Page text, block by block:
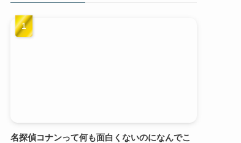
名探偵コナンって何も面白くないのになんでこ